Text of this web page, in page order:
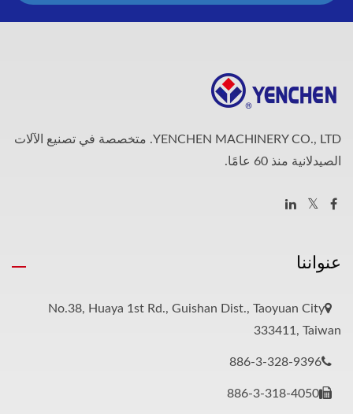
YENCHEN MACHINERY CO., LTD. متخصصة في تصنيع الآلات
الصيدلانية منذ 60 عامًا.
عنواننا
No.38, Huaya 1st Rd., Guishan Dist., Taoyuan City
333411, Taiwan
886-3-328-9396
886-3-318-4050